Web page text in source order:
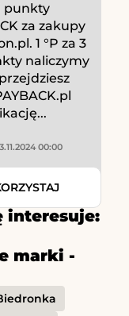
interesuje:
marki -
punkty
za zakupy
1 °P za 3
naliczymy
00:00